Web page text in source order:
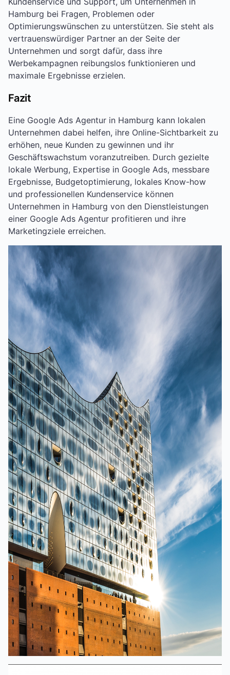
Hamburg bei Fragen, Problemen oder
Optimierungswünschen zu unterstützen. Sie steht als
vertrauenswürdiger Partner an der Seite der
Unternehmen und sorgt dafür, dass ihre
Werbekampagnen reibungslos funktionieren und
maximale Ergebnisse erzielen.
Fazit
Eine Google Ads Agentur in Hamburg kann lokalen
Unternehmen dabei helfen, ihre Online-Sichtbarkeit zu
erhöhen, neue Kunden zu gewinnen und ihr
Geschäftswachstum voranzutreiben. Durch gezielte
lokale Werbung, Expertise in Google Ads, messbare
Ergebnisse, Budgetoptimierung, lokales Know-how
und professionellen Kundenservice können
Unternehmen in Hamburg von den Dienstleistungen
einer Google Ads Agentur profitieren und ihre
Marketingziele erreichen.